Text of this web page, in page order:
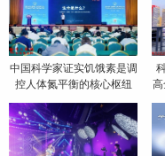
中国科学家证实饥饿素是调
控人体氮平衡的核心枢纽
高